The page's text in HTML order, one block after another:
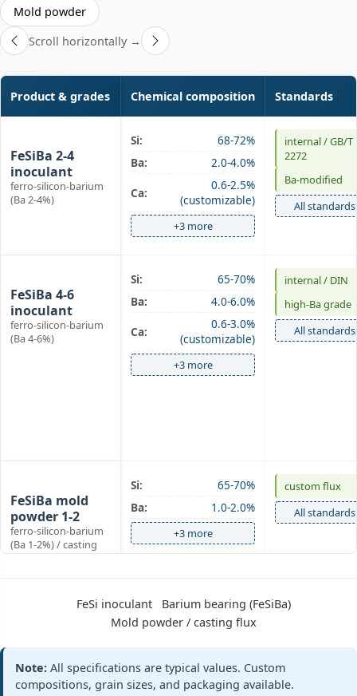
Mold powder
Scroll horizontally →
Product & grades Chemical composition Standards
FeSiBa 2-4
inoculant
ferro-silicon-barium
(Ba 2-4%)
Si:
68-72%
Ba:
2.0-4.0%
Ca:
0.6-2.5%
(customizable)
+3 more
internal / GB/T
2272
Ba-modified
All standards
FeSiBa 4-6
inoculant
ferro-silicon-barium
(Ba 4-6%)
Si:
65-70%
Ba:
4.0-6.0%
Ca:
0.6-3.0%
(customizable)
+3 more
internal / DIN
high‑Ba grade
All standards
FeSiBa mold
powder 1-2
ferro-silicon-barium
(Ba 1-2%) / casting
Si:
65-70%
Ba:
1.0-2.0%
+3 more
custom flux
All standards
ferro-silicon-barium
Si:
65-70%
+3 more
FeSi inoculant
Barium bearing (FeSiBa)
Mold powder / casting flux
Note: All specifications are typical values. Custom
compositions, grain sizes, and packaging available.